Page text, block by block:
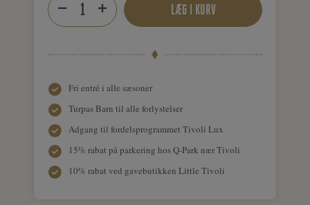
LÆG I KURV
Fri entré i alle sæsoner
Turpas Barn til alle forlystelser
Adgang til fordelsprogrammet Tivoli Lux
15% rabat på parkering hos Q-Park nær Tivoli
10% rabat ved gavebutikken Little Tivoli